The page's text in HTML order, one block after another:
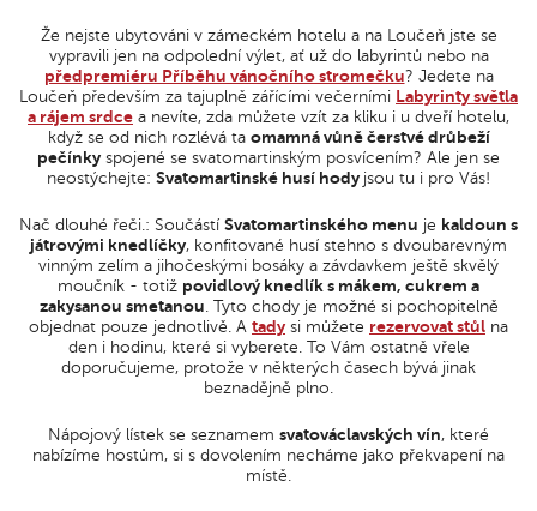
Že nejste ubytováni v zámeckém hotelu a na Loučeň jste se
vypravili jen na odpolední výlet, ať už do labyrintů nebo na
předpremiéru Příběhu vánočního stromečku? Jedete na
Loučeň především za tajuplně zářícími večerními Labyrinty světla
a rájem srdce a nevíte, zda můžete vzít za kliku i u dveří hotelu,
když se od nich rozlévá ta omamná vůně čerstvé drůbeží
pečínky spojené se svatomartinským posvícením? Ale jen se
neostýchejte: Svatomartinské husí hody jsou tu i pro Vás!
Nač dlouhé řeči.: Součástí Svatomartinského menu je kaldoun s
játrovými knedlíčky, konfitované husí stehno s dvoubarevným
vinným zelím a jihočeskými bosáky a závdavkem ještě skvělý
moučník - totiž povidlový knedlík s mákem, cukrem a
zakysanou smetanou. Tyto chody je možné si pochopitelně
objednat pouze jednotlivě. A tady si můžete rezervovat stůl na
den i hodinu, které si vyberete. To Vám ostatně vřele
doporučujeme, protože v některých časech bývá jinak
beznadějně plno.
Nápojový lístek se seznamem svatováclavských vín, které
nabízíme hostům, si s dovolením necháme jako překvapení na
místě.